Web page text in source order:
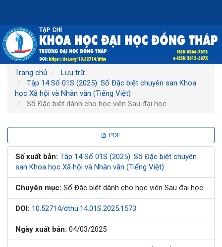
chính
Nội
dung
chính
Thanh
bên
Trang chủ
Lưu trữ
Tập 14 Số 01S (2025): Số Đặc biệt chuyên san Khoa
học Xã hội và Nhân văn (Tiếng Việt)
Số Đặc biệt dành cho học viên Sau đại học
bên
bài
viết
PDF
Số xuất bản: Tập 14 Số 01S (2025): Số Đặc biệt chuyên
san Khoa học Xã hội và Nhân văn (Tiếng Việt)
Chuyên mục: Số Đặc biệt dành cho học viên Sau đại học
DOI: 10.52714/dthu.14.01S.2025.1573
Ngày xuất bản: 04/03/2025